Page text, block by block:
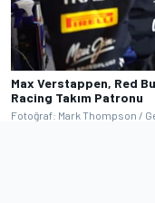
Max Verstappen, Red
Racing Takım Patronu
Fotoğraf: Mark Thompson /